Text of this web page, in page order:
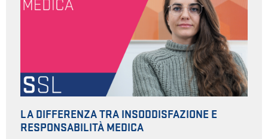
LA DIFFERENZA TRA INSODDISFAZIONE E
RESPONSABILITÀ MEDICA